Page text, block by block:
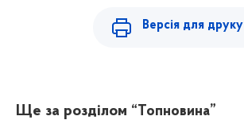
Версія для друку
Ще за розділом “Топновина”